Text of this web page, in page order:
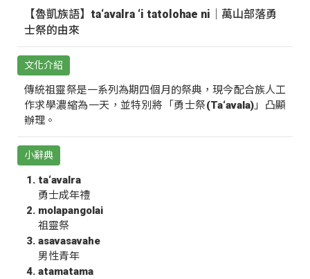
【魯凱族語】ta‘avalra ‘i tatolohae ni｜萬山部落勇
士祭的由來
文化介紹
傳統祖靈祭是一系列為期四個月的祭典，現今配合族人工
作求學濃縮為一天，並特別將「勇士祭(Ta‘avala)」凸顯
辦理。
小辭典
ta‘avalra
勇士成年禮
molapangolai
祖靈祭
asavasavahe
男性青年
atamatama